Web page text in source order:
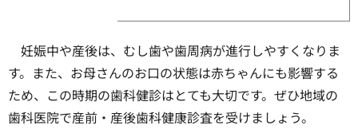
妊娠中や産後は、むし歯や歯周病が進行しやすくなりま
す。また、お母さんのお口の状態は赤ちゃんにも影響する
ため、この時期の歯科健診はとても大切です。ぜひ地域の
歯科医院で産前・産後歯科健康診査を受けましょう。